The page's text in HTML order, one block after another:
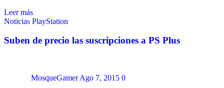
Leer más
Noticias PlayStation
Suben de precio las suscripciones a PS Plus
MosqueGamer Ago 7, 2015 0